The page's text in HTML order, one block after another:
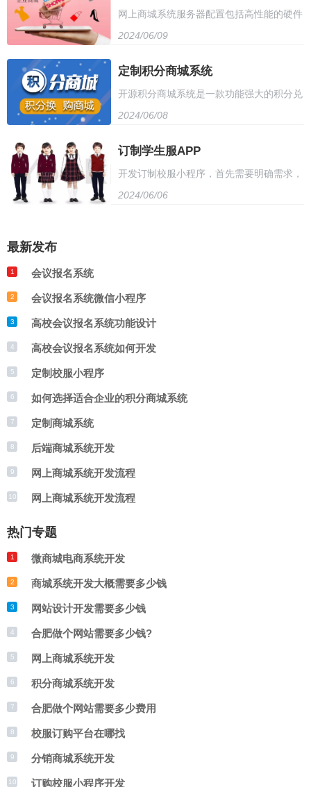
用户体验。此外，还需与后端开发人员紧密
用户数、数据加载能力等，旨在确保系统在
试过程中需要使用负载测试、压力测试、基
准测试等工具和方法，通过数据分析和性能
网上商城系统服务器配置包括高性能的硬件
设备，如高速的处理器、大容量内存、高速
硬盘存储空间和网络带宽。此外，考虑到系
统安全和稳定性，还需配备高可靠性的操作
制。同时，考虑到网站流量和用户需求，应
选择具有负载均衡和弹性扩展能力的云服务
2024/06/09
定制积分商城系统
开源积分商城系统是一款功能强大的积分兑
换平台，支持多种积分类型和兑换方式，提
供丰富的商品库和自定义功能，方便用户进
行积分管理和兑换。系统采用模块化设计，
己的积分商城，提高用户活跃度和忠诚度，
实现积分兑换和营销推广。
2024/06/08
订制学生服APP
开发订制校服小程序，首先需要明确需求，
包括款式、颜色、尺码等。然后，设计小程
长和供应商建立合作关系，确保订单准确无
2024/06/06
最新发布
1 会议报名系统
2 会议报名系统微信小程序
3 高校会议报名系统功能设计
4 高校会议报名系统如何开发
5 定制校服小程序
6 如何选择适合企业的积分商城系统
7 定制商城系统
8 后端商城系统开发
9 网上商城系统开发流程
10 网上商城系统开发流程
热门专题
1 微商城电商系统开发
2 商城系统开发大概需要多少钱
3 网站设计开发需要多少钱
4 合肥做个网站需要多少钱?
5 网上商城系统开发
6 积分商城系统开发
7 合肥做个网站需要多少费用
8 校服订购平台在哪找
9 分销商城系统开发
10 订购校服小程序开发